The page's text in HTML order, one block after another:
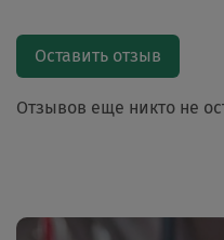
Отзывов еще никто не
Оставить отзыв